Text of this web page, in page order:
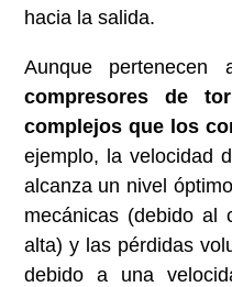
hacia la salida.
Aunque
compresores de
complejos que los
ejemplo, la velocidad
alcanza un nivel
mecánicas (debido al
alta) y las pérdidas
debido a una